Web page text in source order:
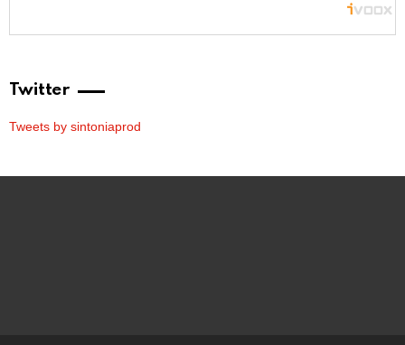
Twitter
Tweets by sintoniaprod